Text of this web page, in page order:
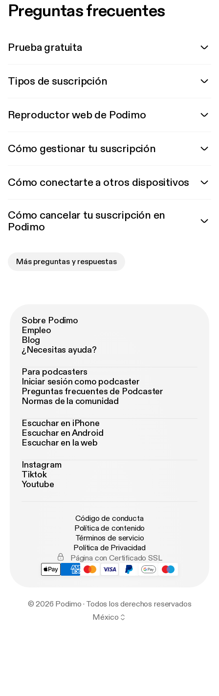
Preguntas frecuentes
Prueba gratuita
Tipos de suscripción
Reproductor web de Podimo
Cómo gestionar tu suscripción
Cómo conectarte a otros dispositivos
Cómo cancelar tu suscripción en
Podimo
Más preguntas y respuestas
Sobre Podimo
Empleo
Blog
¿Necesitas ayuda?
Para podcasters
Iniciar sesión como podcaster
Preguntas frecuentes de Podcaster
Normas de la comunidad
Escuchar en iPhone
Escuchar en Android
Escuchar en la web
Instagram
Tiktok
Youtube
Código de conducta
Política de contenido
Términos de servicio
Política de Privacidad
Página con Certificado SSL
© 2026 Podimo · Todos los derechos reservados
México